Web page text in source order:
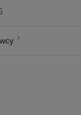
fizycznych w
w sprawie
nas Państwa
naszego sklepu